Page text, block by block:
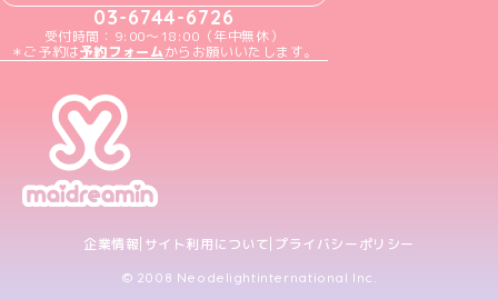
03-6744-6726
受付時間：9:00～18:00（年中無休）
＊ご予約は予約フォームからお願いいたします。
企業情報 サイト利用について プライバシーポリシー
© 2008 Neodelightinternational Inc.